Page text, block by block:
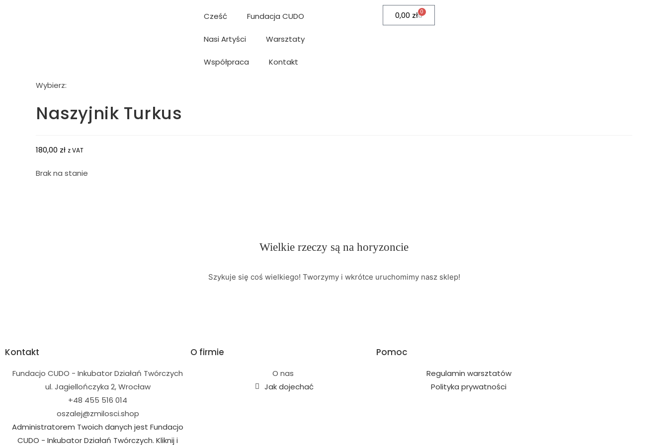
Cześć Fundacja CUDO
Nasi Artyści Warsztaty
Współpraca Kontakt
0,00 zł 0
Wybierz:
Naszyjnik Turkus
180,00 zł z VAT
Brak na stanie
Wielkie rzeczy są na horyzoncie
Szykuje się coś wielkiego! Tworzymy i wkrótce uruchomimy nasz sklep!
Kontakt
Fundacjo CUDO - Inkubator Działań Twórczych
ul. Jagiellończyka 2, Wrocław
+48 455 516 014
oszalej@zmilosci.shop
Administratorem Twoich danych jest Fundacjo
CUDO - Inkubator Działań Twórczych. Kliknij i
O firmie
O nas
Jak dojechać
Pomoc
Regulamin warsztatów
Polityka prywatności